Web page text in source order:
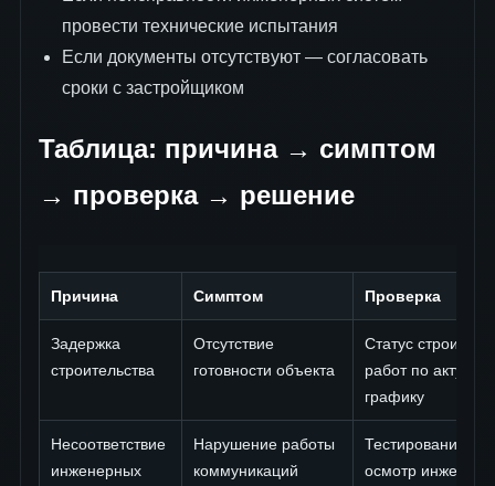
провести технические испытания
Если документы отсутствуют — согласовать
сроки с застройщиком
Таблица: причина → симптом
→ проверка → решение
Причина Симптом Проверка
Задержка
строительства
Отсутствие
готовности объекта
Статус
работ по
графику
Несоответствие
инженерных
Нарушение работы
коммуникаций
Тестирование
осмотр